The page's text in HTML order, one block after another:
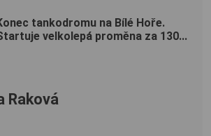
tankodromu na Bílé Hoře.
velkolepá proměna za 130...
Raková